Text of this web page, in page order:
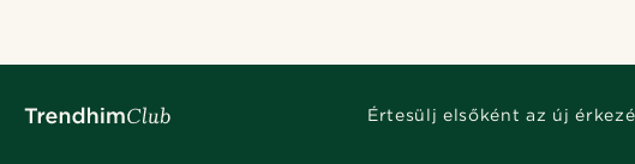
Értesülj elsőként az új